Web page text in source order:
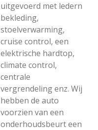
uitgevoerd met ledern
bekleding,
stoelverwarming,
cruise control, een
elektrische hardtop,
climate control,
centrale
vergrendeling enz. Wij
hebben de auto
voorzien van een
onderhoudsbeurt een